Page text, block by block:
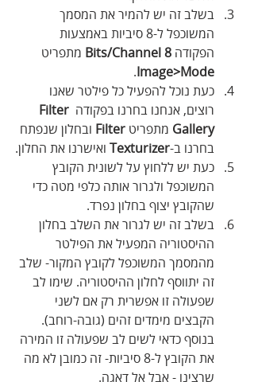
בשלב זה יש להמיר את המסמך
המשוכפל ל-8 סיביות באמצעות
הפקודה 8 Bits/Channel
מתפריט
Image>Mode
.
כעת נוכל להפעיל כל פילטר שאנו
רוצים, אנחנו בחרנו בפקודה Filter
Gallery מתפריט Filter ובחלון שנפתח
בחרנו ב-Texturizer ואישרנו את החלון.
כעת יש ללחוץ על לשונית הקובץ
המשוכפל ולגרור אותה כלפי מטה כדי
שהקובץ יצוף בחלון נפרד.
בשלב זה יש לגרור את השלב בחלון
ההיסטוריה המפעיל את הפילטר
מהמסמך המשוכפל לקובץ המקור- שלב
זה יתווסף לחלון ההיסטוריה. שימו לב
שפעולה זו אפשרית רק אם לשני
הקבצים מימדים זהים (גובה-רוחב).
בנוסף כדאי לשים לב שפעולה זו המירה
את הקובץ ל-8 סיביות- זה כמובן לא מה
שרצינו - אבל אל דאגה.